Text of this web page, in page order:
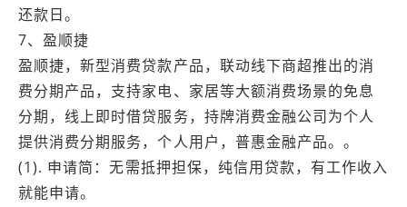
还款日。
7、盈顺捷
盈顺捷，新型消费贷款产品，联动线下商超推出的消
费分期产品，支持家电、家居等大额消费场景的免息
分期，线上即时借贷服务，持牌消费金融公司为个人
提供消费分期服务，个人用户，普惠金融产品。。
(1). 申请简：无需抵押担保，纯信用贷款，有工作收入
就能申请。